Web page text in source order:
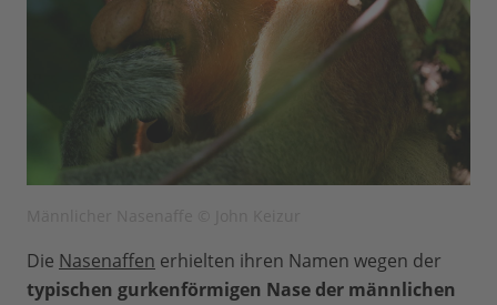
Die Nasenaffen erhielten ihren Namen wegen der
typischen gurkenförmigen Nase der männlichen